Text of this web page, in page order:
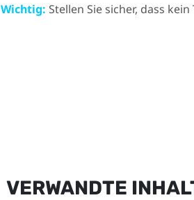
Wichtig: Stellen Sie sicher, dass
VERWANDTE